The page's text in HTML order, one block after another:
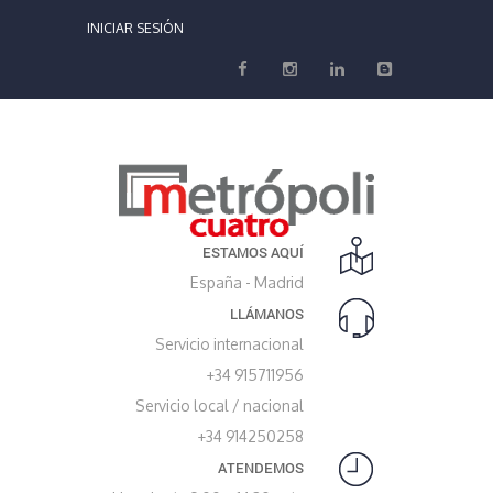
INICIAR SESIÓN
ESTAMOS AQUÍ
España - Madrid
LLÁMANOS
Servicio internacional
+34 915711956
Servicio local / nacional
+34 914250258
ATENDEMOS